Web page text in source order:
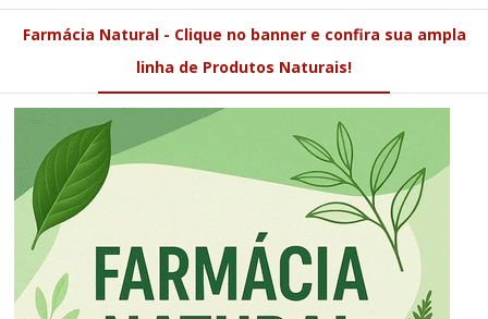
Farmácia Natural - Clique no banner e confira sua ampla
linha de Produtos Naturais!